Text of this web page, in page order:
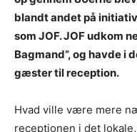
blandt andet på
som JOF. JOF udkom
Bagmand”, og havde i
gæster til reception.
Hvad ville være mere
receptionen i det